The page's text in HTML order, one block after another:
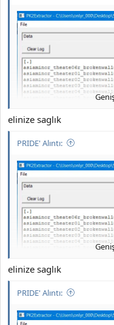
JOYMAX PK2
2026
***
elinize saglık
PRIDE' Alıntı:
elinize saglık
PRIDE' Alıntı: